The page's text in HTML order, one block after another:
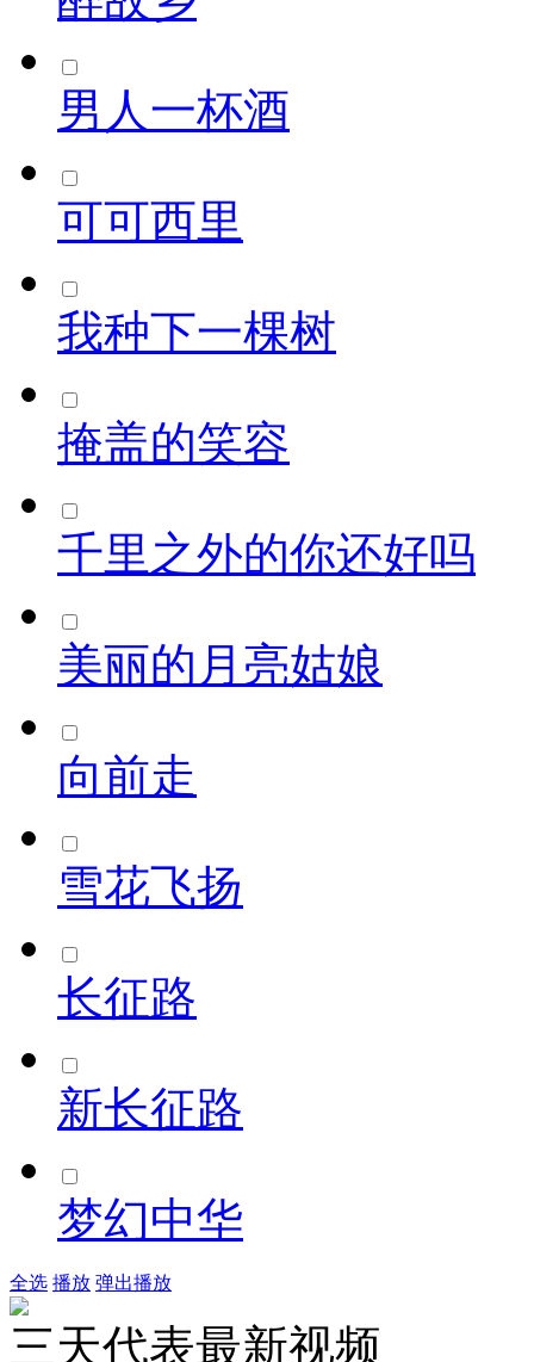
男人一杯酒
可可西里
我种下一棵树
掩盖的笑容
千里之外的你还好吗
美丽的月亮姑娘
向前走
雪花飞扬
长征路
新长征路
梦幻中华
全选 播放 弹出播放
三天代表最新视频